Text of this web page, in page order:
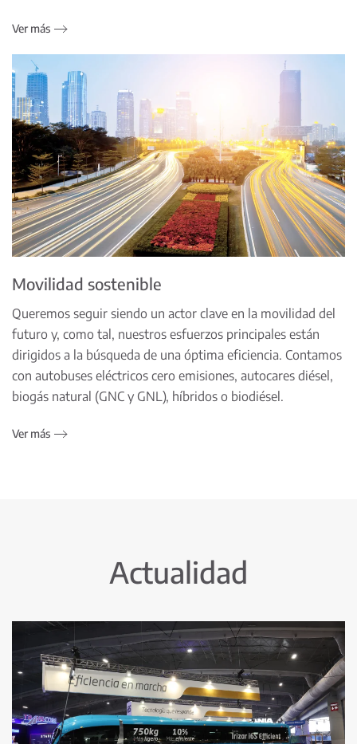
Ver más
Movilidad sostenible
Queremos seguir siendo un actor clave en la movilidad del
futuro y, como tal, nuestros esfuerzos principales están
dirigidos a la búsqueda de una óptima eficiencia. Contamos
con autobuses eléctricos cero emisiones, autocares diésel,
biogás natural (GNC y GNL), híbridos o biodiésel.
Ver más
Actualidad